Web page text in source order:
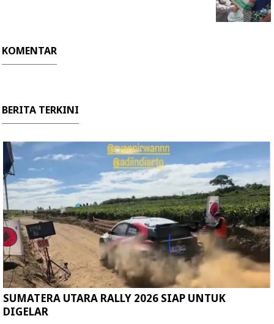
KOMENTAR
BERITA TERKINI
SUMATERA UTARA RALLY 2026 SIAP UNTUK
DIGELAR